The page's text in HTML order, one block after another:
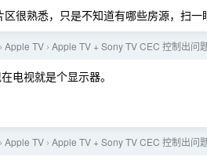
很熟悉，只是不知道有哪些房源，扫一
› Apple TV › Apple TV + Sony TV CEC 控制出问
电视就是个显示器。
› Apple TV › Apple TV + Sony TV CEC 控制出问